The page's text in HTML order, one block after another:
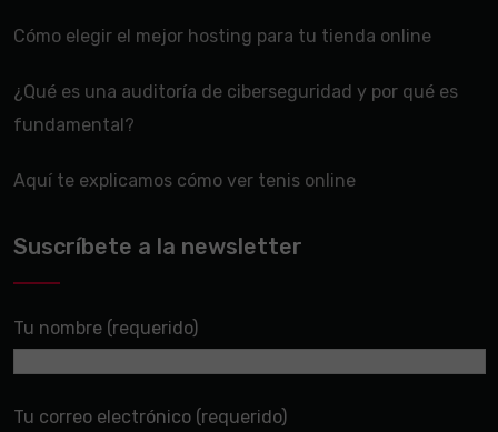
Cómo elegir el mejor hosting para tu tienda online
¿Qué es una auditoría de ciberseguridad y por qué es
fundamental?
Aquí te explicamos cómo ver tenis online
Suscríbete a la newsletter
Tu nombre (requerido)
Tu correo electrónico (requerido)